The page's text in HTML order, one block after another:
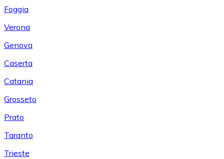
Foggia
Verona
Genova
Caserta
Catania
Grosseto
Prato
Taranto
Trieste